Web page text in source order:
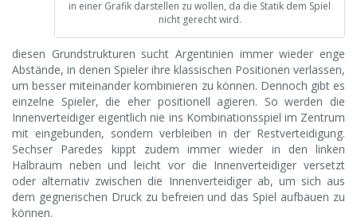
in einer Grafik darstellen zu wollen, da die Statik dem Spiel
nicht gerecht wird.
diesen Grundstrukturen sucht Argentinien immer wieder enge
Abstände, in denen Spieler ihre klassischen Positionen verlassen,
um besser miteinander kombinieren zu können. Dennoch gibt es
einzelne Spieler, die eher positionell agieren. So werden die
Innenverteidiger eigentlich nie ins Kombinationsspiel im Zentrum
mit eingebunden, sondern verbleiben in der Restverteidigung.
Sechser Paredes kippt zudem immer wieder in den linken
Halbraum neben und leicht vor die Innenverteidiger versetzt
oder alternativ zwischen die Innenverteidiger ab, um sich aus
dem gegnerischen Druck zu befreien und das Spiel aufbauen zu
können.